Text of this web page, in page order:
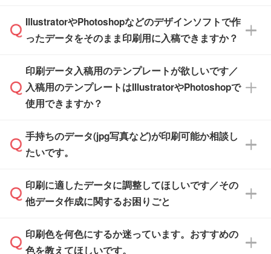
品が決まりましたらお早めのご発注をお願いい
たします。
※土日祝日を除く営業日換算です。
※沖縄・離島は追加日数がかかります。
※化粧箱から白箱への入れ替えや、オリジナル
箱の作成は原則承っておりません。
無料の「デザインシミュレーター」を使えば、
PCやスマホから簡単にデザインを作成できま
ザインソフトがなくても安心です。
また、「データ作成サービス
せいただければ、弊社にて無料でデザインデー
タを1点作成いたします。
IllustratorやPhotoshopなどのデザインソフトで作
ったデータをそのまま印刷用に入稿できますか？
IllustratorやPhotoshop、CLIP STUDIOなどのデ
ザインソフトでこだわりのデザインを作成した
い方は、完全データ入稿
積・ご注文フォームにアップロードしてご入稿
ください。
ご入稿後は経験豊富なスタッフがデータに不備
がないかチェックし、お客様と確認してから印
刷に進みますので、ご安心ください。
印刷データ入稿用のテンプレートが欲しいです／
入稿用のテンプレートはIllustratorやPhotoshopで
使用できますか？
一部商品は入稿用テンプレートのご用意があり
ます。各商品ページの『印刷方法・テンプレー
入稿用のテンプレートはPDF形式ですが、
IllustratorやPhotoshopで開いてご利用いただけ
方」をご確認ください。
手持ちのデータ(jpg写真など)が印刷可能か相談し
たいです。
印刷に適したデータ・解像度かどうか、担当ス
タッフが事前に確認いたします。
ムへ添付いただくか、担当スタッフ宛にメール
でお送りください。
印刷に適したデータに調整してほしいです／その
他データ作成に関するお困りごと
データ作成でお困りの際には、担当スタッフが
印刷色を何色にするか迷っています。おすすめの
色を教えてほしいです。